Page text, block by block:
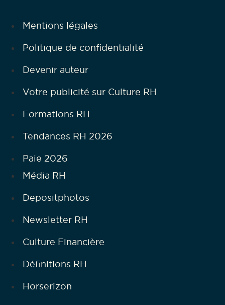
Mentions légales
Politique de confidentialité
Devenir auteur
Votre publicité sur Culture RH
Formations RH
Tendances RH 2026
Paie 2026
Média RH
Depositphotos
Newsletter RH
Culture Financière
Définitions RH
Horserizon